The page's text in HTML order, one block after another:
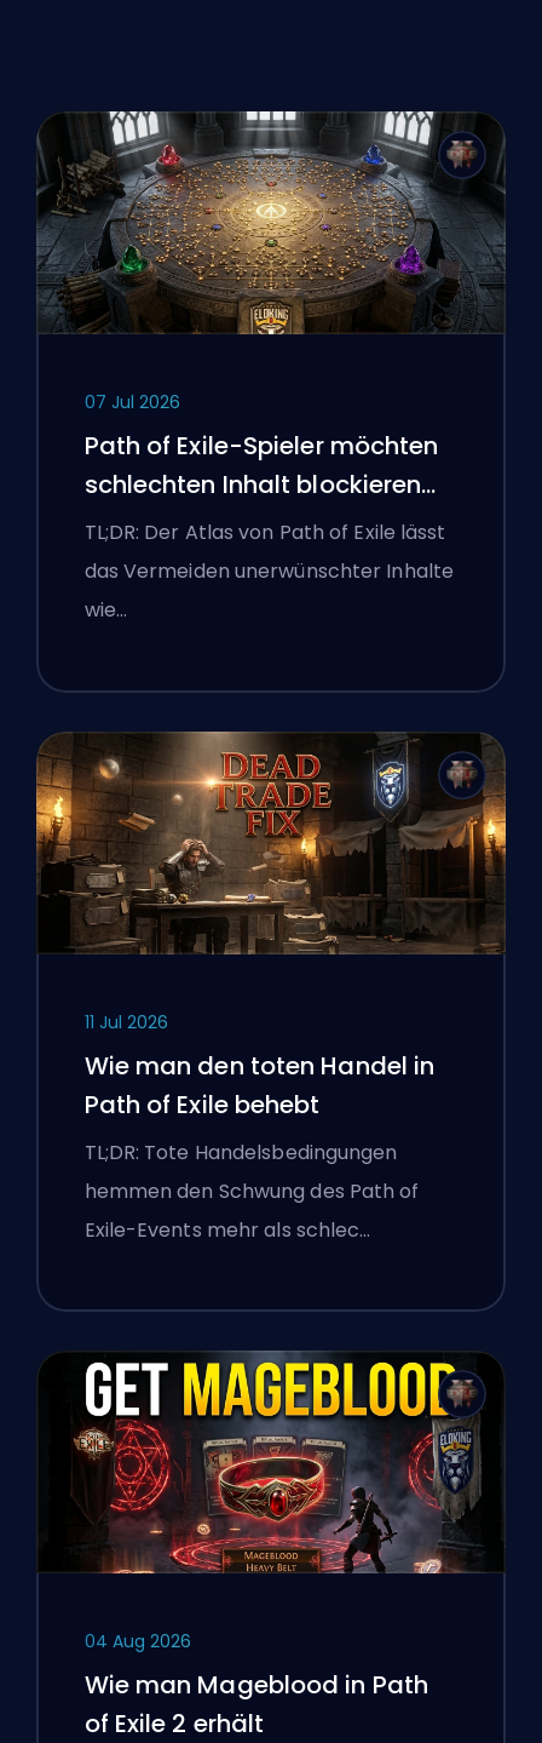
07 Jul 2026
Path of Exile-Spieler möchten
schlechten Inhalt blockieren
und die Benutzeroberfläche
kämpft weiterhin gegen sie
TL;DR: Der Atlas von Path of Exile lässt
das Vermeiden unerwünschter Inhalte
wie…
11 Jul 2026
Wie man den toten Handel in
Path of Exile behebt
TL;DR: Tote Handelsbedingungen
hemmen den Schwung des Path of
Exile-Events mehr als schlec…
04 Aug 2026
Wie man Mageblood in Path
of Exile 2 erhält